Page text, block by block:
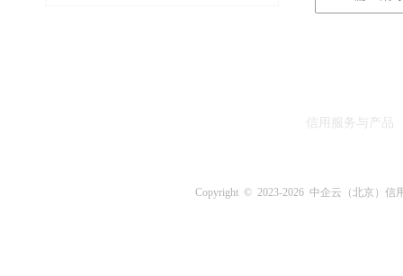
信用服务与产品
Copyright © 2023-2026 中企云（北京）信